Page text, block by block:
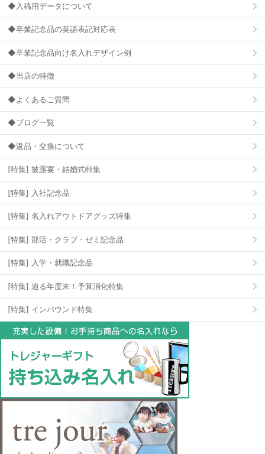
◆入稿用データについて
◆卒業記念品の英語表記対応表
◆卒業記念品向け名入れデザイン例
◆当店の特徴
◆よくあるご質問
◆ブログ一覧
◆返品・交換について
[特集] 披露宴・結婚式特集
[特集] 入社記念品
[特集] 名入れアウトドアグッズ特集
[特集] 部活・クラブ・ゼミ記念品
[特集] 入学・就職記念品
[特集] 迫る年度末！予算消化特集
[特集] インバウンド特集